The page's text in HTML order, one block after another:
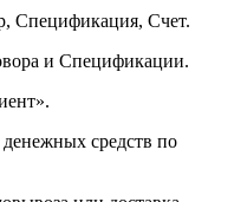
Спецификация, Счет.
и Спецификации.
средств по